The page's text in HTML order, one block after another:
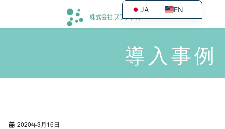
導入事例
2020年3月16日
JA EN